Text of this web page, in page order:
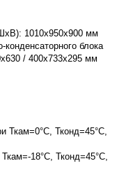
1010х950х900 мм
блока
/ 400х733х295 мм
Ткам=0°С, Тконд=45°С,
18°С, Тконд=45°С,